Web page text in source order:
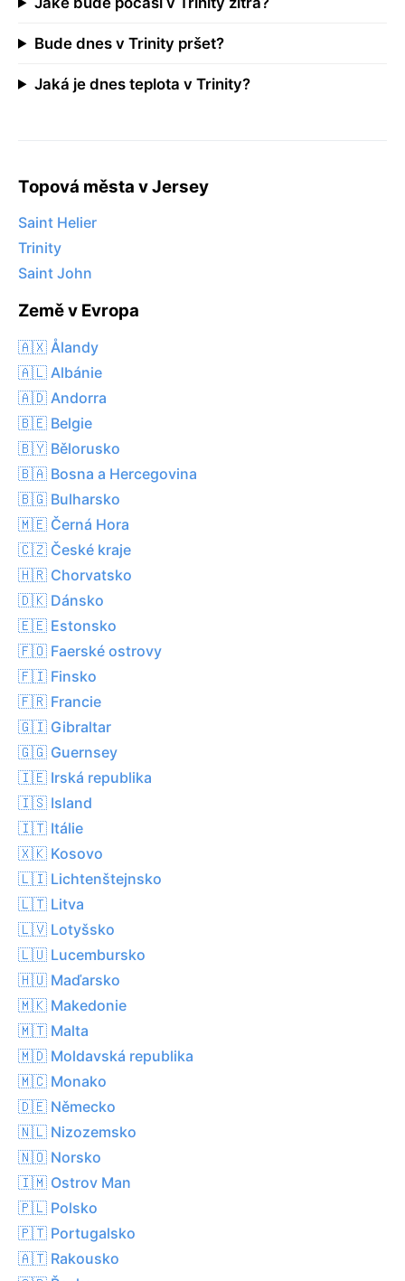
Bude dnes v Trinity pršet?
Jaká je dnes teplota v Trinity?
Topová města v Jersey
Saint Helier
Trinity
Saint John
Země v Evropa
🇦🇽 Ålandy
🇦🇱 Albánie
🇦🇩 Andorra
🇧🇪 Belgie
🇧🇾 Bělorusko
🇧🇦 Bosna a Hercegovina
🇧🇬 Bulharsko
🇲🇪 Černá Hora
🇨🇿 České kraje
🇭🇷 Chorvatsko
🇩🇰 Dánsko
🇪🇪 Estonsko
🇫🇴 Faerské ostrovy
🇫🇮 Finsko
🇫🇷 Francie
🇬🇮 Gibraltar
🇬🇬 Guernsey
🇮🇪 Irská republika
🇮🇸 Island
🇮🇹 Itálie
🇽🇰 Kosovo
🇱🇮 Lichtenštejnsko
🇱🇹 Litva
🇱🇻 Lotyšsko
🇱🇺 Lucembursko
🇭🇺 Maďarsko
🇲🇰 Makedonie
🇲🇹 Malta
🇲🇩 Moldavská republika
🇲🇨 Monako
🇩🇪 Německo
🇳🇱 Nizozemsko
🇳🇴 Norsko
🇮🇲 Ostrov Man
🇵🇱 Polsko
🇵🇹 Portugalsko
🇦🇹 Rakousko